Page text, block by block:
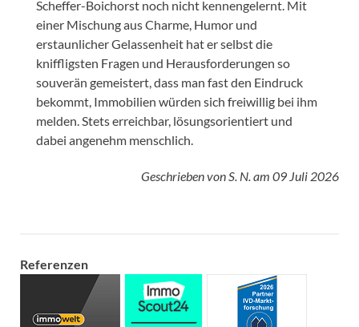
Scheffer-Boichorst noch nicht kennengelernt. Mit
einer Mischung aus Charme, Humor und
erstaunlicher Gelassenheit hat er selbst die
kniffligsten Fragen und Herausforderungen so
souverän gemeistert, dass man fast den Eindruck
bekommt, Immobilien würden sich freiwillig bei ihm
melden. Stets erreichbar, lösungsorientiert und
dabei angenehm menschlich.
Geschrieben vonS. N.am 09 Juli 2026
Referenzen